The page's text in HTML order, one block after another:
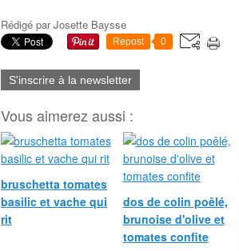
Rédigé parJosette Baysse
Repost 0
S'inscrire à la newsletter
Vous aimerez aussi :
bruschetta tomates
basilic et vache qui
rit
dos de colin poêlé,
brunoise d'olive et
tomates confite